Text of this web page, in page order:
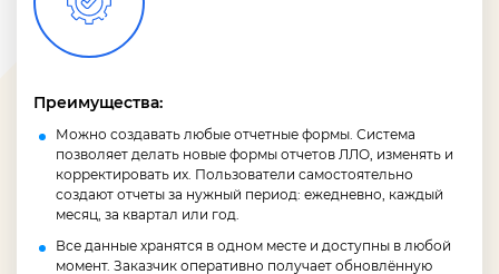
Преимущества:
Можно создавать любые отчетные формы. Система
позволяет делать новые формы отчетов ЛЛО, изменять и
корректировать их. Пользователи самостоятельно
создают отчеты за нужный период: ежедневно, каждый
месяц, за квартал или год.
Все данные хранятся в одном месте и доступны в любой
момент. Заказчик оперативно получает обновлённую